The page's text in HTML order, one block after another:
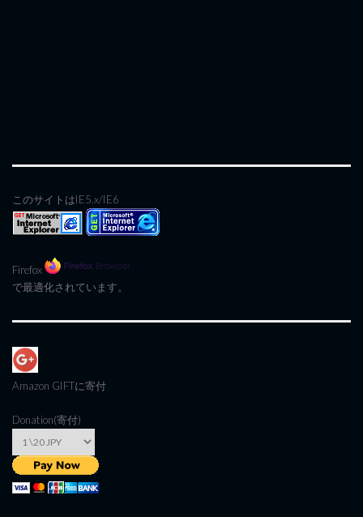
このサイトはIE5.x/IE6
Firefox
で最適化されています。
Amazon GIFTに寄付
Donation(寄付)